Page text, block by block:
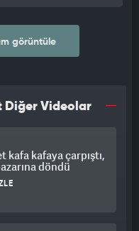
görüntüle
Diğer Videolar
kafa kafaya çarpıştı,
döndü